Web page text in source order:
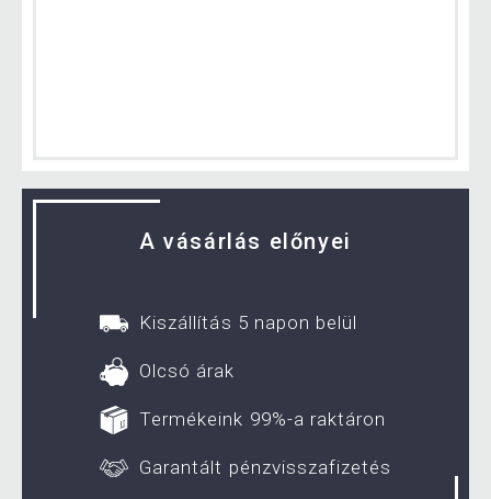
A vásárlás előnyei
Kiszállítás 5 napon belül
Olcsó árak
Termékeink 99%-a raktáron
Garantált pénzvisszafizetés